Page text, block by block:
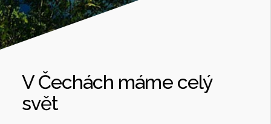
V Čechách máme celý
svět